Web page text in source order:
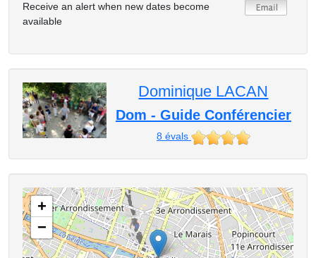
Receive an alert when new dates become
available
Dominique LACAN
Dom - Guide Conférencier
8 évals
+
−